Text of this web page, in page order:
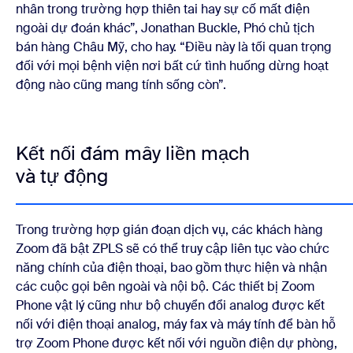
nhân trong trường hợp thiên tai hay sự cố mất điện
ngoài dự đoán khác”, Jonathan Buckle, Phó chủ tịch
bán hàng Châu Mỹ, cho hay. “Điều này là tối quan trọng
đối với mọi bệnh viện nơi bất cứ tình huống dừng hoạt
động nào cũng mang tính sống còn”.
Kết nối đám mây liền mạch
và tự động
Trong trường hợp gián đoạn dịch vụ, các khách hàng
Zoom đã bật ZPLS sẽ có thể truy cập liên tục vào chức
năng chính của điện thoại, bao gồm thực hiện và nhận
các cuộc gọi bên ngoài và nội bộ. Các thiết bị Zoom
Phone vật lý cũng như bộ chuyển đổi analog được kết
nối với điện thoại analog, máy fax và máy tính để bàn hỗ
trợ Zoom Phone được kết nối với nguồn điện dự phòng,